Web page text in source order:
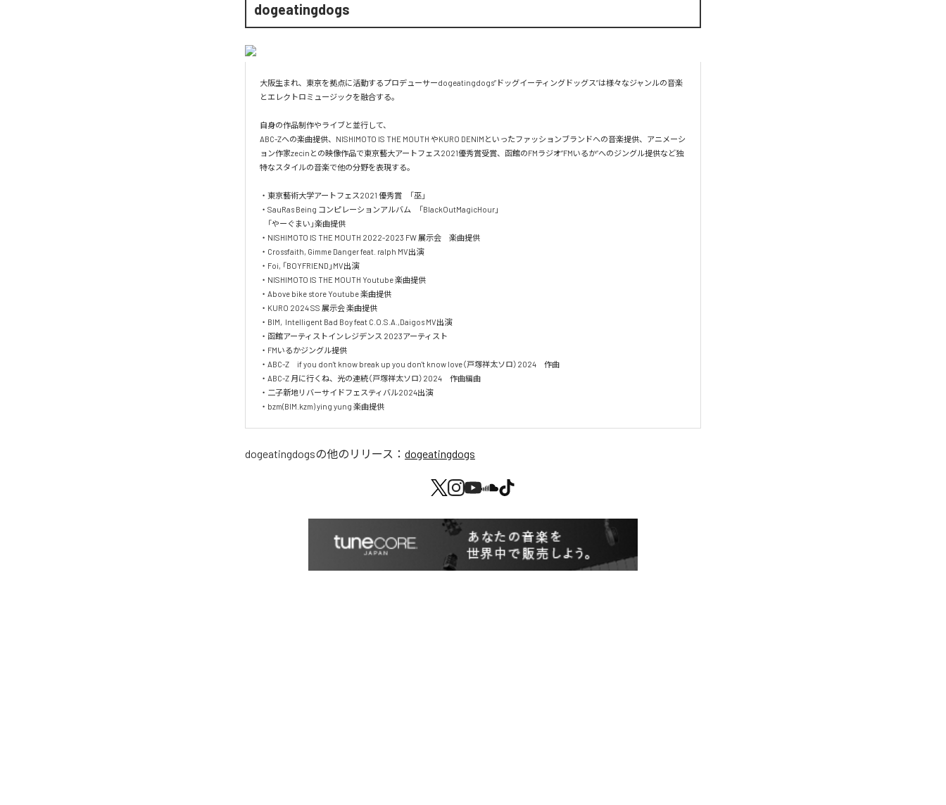
dogeatingdogs
大阪生まれ、東京を拠点に活動するプロデューサーdogeatingdogs”ドッグイーティングドッグス”は様々なジャンルの音楽
とエレクトロミュージックを融合する。
自身の作品制作やライブと並行して、
ABC-Zへの楽曲提供、NISHIMOTO IS THE MOUTH やKURO DENIMといったファッションブランドへの音楽提供、アニメーシ
ョン作家zecinとの映像作品で東京藝大アートフェス2021優秀賞受賞、函館のFMラジオ”FMいるか”へのジングル提供など独
特なスタイルの音楽で他の分野を表現する。
・東京藝術大学アートフェス2021 優秀賞　「巫」
・SauRas Being コンピレーションアルバム　「BlackOutMagicHour」
「やーぐまい」楽曲提供
・NISHIMOTO IS THE MOUTH 2022-2023 FW 展示会　楽曲提供
・Crossfaith, Gimme Danger feat. ralph MV出演
・Foi, 「BOYFRIEND」MV出演
・NISHIMOTO IS THE MOUTH Youtube 楽曲提供
・Above bike store Youtube 楽曲提供
・KURO 2024 SS 展示会 楽曲提供
・BIM,  Intelligent Bad Boy feat C.O.S.A.,Daigos MV出演
・函館アーティストインレジデンス 2023アーティスト
・FMいるかジングル提供
・ABC-Z　if you don't know break up you don't know love（戸塚祥太ソロ）2024　作曲
・ABC-Z 月に行くね、光の連続（戸塚祥太ソロ）2024　作曲編曲
・二子新地リバーサイドフェスティバル2024出演
・bzm(BIM.kzm) ying yung 楽曲提供
dogeatingdogsの他のリリース： dogeatingdogs